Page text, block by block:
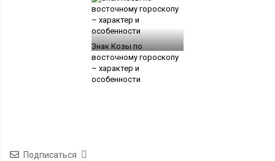
Знак Козы по
восточному гороскопу
– характер и
особенности
Подписаться